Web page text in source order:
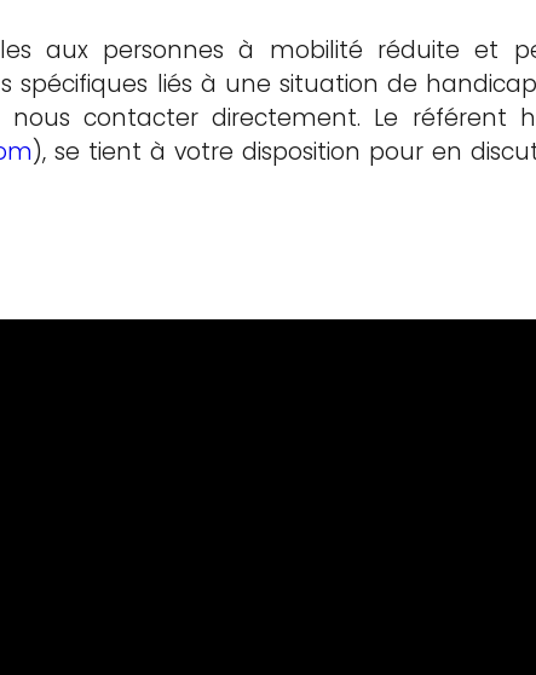
aux personnes à mobilité réduite et
spécifiques liés à une situation de
nous contacter directement. Le référent
), se tient à votre disposition pour en